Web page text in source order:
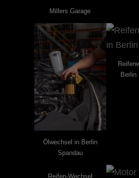
Millers Garage
Ölwechsel in Berlin
Spandau
Berlin
Reifen-Wechsel